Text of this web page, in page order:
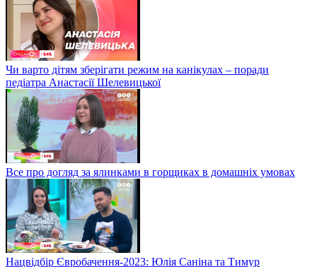
Чи варто дітям зберігати режим на канікулах – поради
педіатра Анастасії Шелевицької
Все про догляд за ялинками в горщиках в домашніх умовах
Нацвідбір Євробачення-2023: Юлія Саніна та Тимур